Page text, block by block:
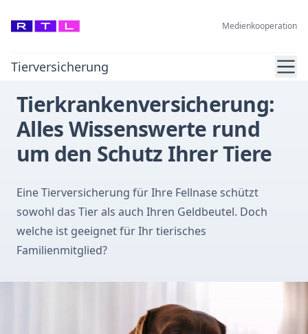
Medienkooperation
Tierversicherung
Tierkrankenversicherung:
Alles Wissenswerte rund
um den Schutz Ihrer Tiere
Eine Tierversicherung für Ihre Fellnase schützt
sowohl das Tier als auch Ihren Geldbeutel. Doch
welche ist geeignet für Ihr tierisches
Familienmitglied?